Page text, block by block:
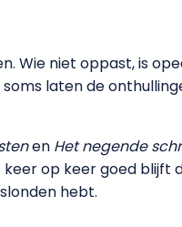
Wie niet oppast, is
laten de
en Het negende
op keer goed blijft
hebt.